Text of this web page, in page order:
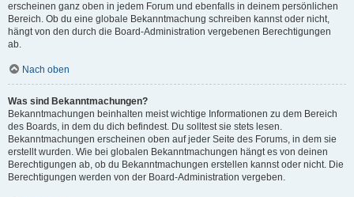
erscheinen ganz oben in jedem Forum und ebenfalls in deinem persönlichen
Bereich. Ob du eine globale Bekanntmachung schreiben kannst oder nicht,
hängt von den durch die Board-Administration vergebenen Berechtigungen
ab.
Nach oben
Was sind Bekanntmachungen?
Bekanntmachungen beinhalten meist wichtige Informationen zu dem Bereich
des Boards, in dem du dich befindest. Du solltest sie stets lesen.
Bekanntmachungen erscheinen oben auf jeder Seite des Forums, in dem sie
erstellt wurden. Wie bei globalen Bekanntmachungen hängt es von deinen
Berechtigungen ab, ob du Bekanntmachungen erstellen kannst oder nicht. Die
Berechtigungen werden von der Board-Administration vergeben.